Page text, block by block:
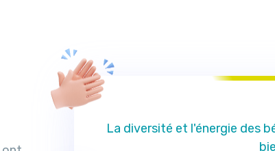
La diversité et l'énergie des